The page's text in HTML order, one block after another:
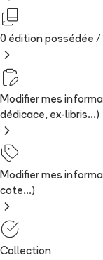
0 édition possédée /
Modifier mes
dédicace, ex-libris...)
Modifier mes
cote...)
Collection